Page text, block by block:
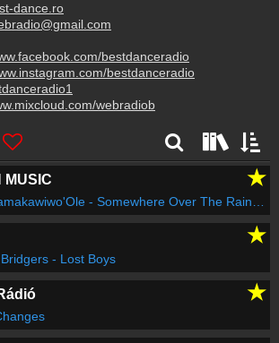
dance.ro
bestdanceradio
bestdanceradio
webradiob
MUSIC ★
- Somewhere Over The Rainbow
★
- Lost Boys
★